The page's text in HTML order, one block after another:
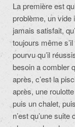
La première est
problème, un vide
jamais satisfait,
toujours même
pourvu qu’il
besoin a combler
après, c’est la
après, une
puis un chalet,
n’est qu’une